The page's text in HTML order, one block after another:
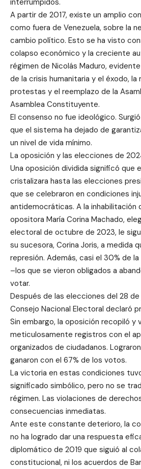
A partir de 2017, existe un amplio
como fuera de Venezuela, sobre la
cambio político. Esto se ha visto
colapso económico y la creciente
régimen de Nicolás Maduro,
de la crisis humanitaria y el éxodo, la
protestas y el reemplazo de la
Asamblea Constituyente.
El consenso no fue ideológico.
que el sistema ha dejado de
un nivel de vida mínimo.
La oposición y las elecciones de
Una oposición dividida significó que
cristalizara hasta las elecciones
que se celebraron en condiciones
antidemocráticas. A la inhabilitación
opositora María Corina Machado,
electoral de octubre de 2023, le
su sucesora, Corina Joris, a medida
represión. Además, casi el 30% de
–los que se vieron obligados a
votar.
Después de las elecciones del 28
Consejo Nacional Electoral declaró
Sin embargo, la oposición recopiló y
meticulosamente registros con el
organizados de ciudadanos.
ganaron con el 67% de los votos.
La victoria en estas condiciones
significado simbólico, pero no se
régimen. Las violaciones de
consecuencias inmediatas.
Ante este constante deterioro, la
no ha logrado dar una respuesta
diplomático de 2019 que siguió al
constitucional, ni los acuerdos de